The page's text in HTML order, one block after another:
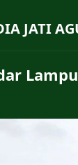
JATI